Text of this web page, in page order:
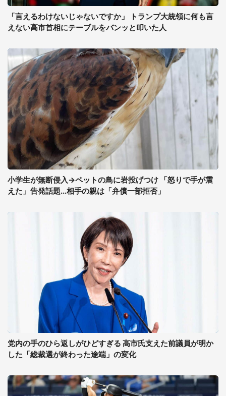
「言えるわけないじゃないですか」 トランプ大統領に何も言
えない高市首相にテーブルをバンッと叩いた人
小学生が無断侵入→ペットの鳥に岩投げつけ 「怒りで手が震
えた」告発話題...相手の親は「弁償一部拒否」
党内の手のひら返しがひどすぎる 高市氏支えた前議員が明か
した「総裁選が終わった途端」の変化